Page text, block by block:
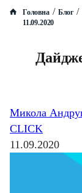
Головна / Блог /
11.09.2020
Микола
CLICK
11.09.2020